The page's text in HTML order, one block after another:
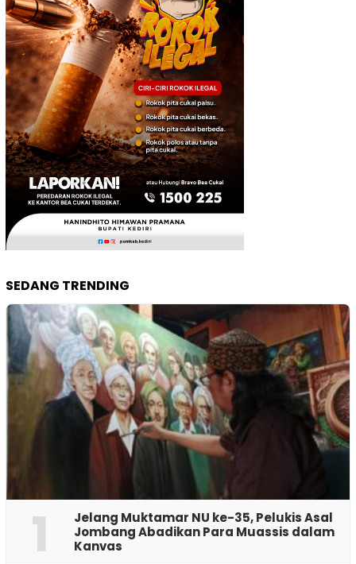
SEDANG TRENDING
1
Jelang Muktamar NU ke-35, Pelukis Asal
Jombang Abadikan Para Muassis dalam
Kanvas